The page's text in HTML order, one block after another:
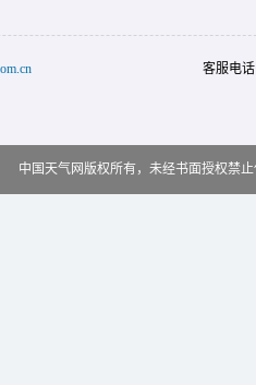
客服电
中国天气网版权所有，未经书面授权